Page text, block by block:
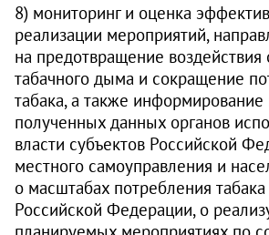
8) мониторинг и оценка
реализации мероприятий,
на предотвращение
табачного дыма и сокращение
табака, а также информирование
полученных данных органов
власти субъектов Российской
местного самоуправления и
о масштабах потребления
Российской Федерации, о